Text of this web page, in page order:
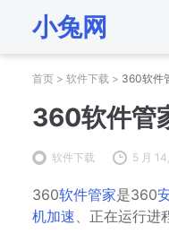
小兔网
首页 > 软件下载 > 360软件
360软件管
软件下载 5 月
360软件管家是360
机加速 、正在运行